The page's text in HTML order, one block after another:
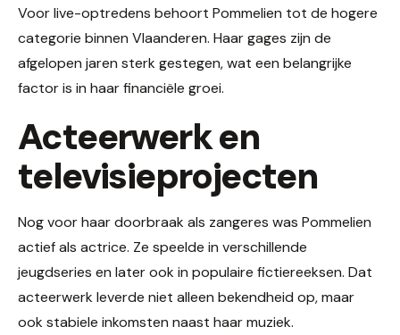
Voor live-optredens behoort Pommelien tot de hogere
categorie binnen Vlaanderen. Haar gages zijn de
afgelopen jaren sterk gestegen, wat een belangrijke
factor is in haar financiële groei.
Acteerwerk en
televisieprojecten
Nog voor haar doorbraak als zangeres was Pommelien
actief als actrice. Ze speelde in verschillende
jeugdseries en later ook in populaire fictiereeksen. Dat
acteerwerk leverde niet alleen bekendheid op, maar
ook stabiele inkomsten naast haar muziek.